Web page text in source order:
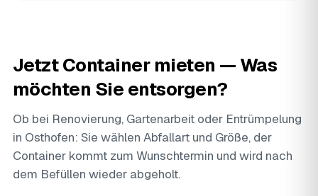
Jetzt Container mieten — Was
möchten Sie entsorgen?
Ob bei Renovierung, Gartenarbeit oder Entrümpelung
in Osthofen: Sie wählen Abfallart und Größe, der
Container kommt zum Wunschtermin und wird nach
dem Befüllen wieder abgeholt.